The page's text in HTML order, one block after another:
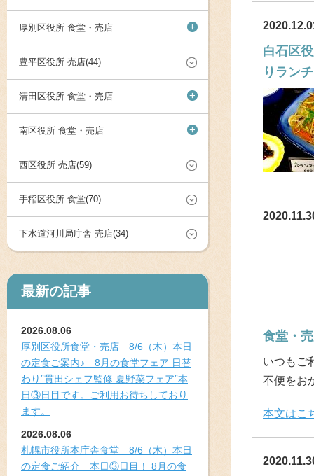
厚別区役所 食堂・売店 +
豊平区役所 売店(44)
清田区役所 食堂・売店 +
南区役所 食堂・売店 +
西区役所 売店(59)
手稲区役所 食堂(70)
下水道河川局庁舎 売店(34)
最新の記事
2026.08.06
厚別区役所食堂・売店 8/6（木）本日
の定食ご案内♪ 8月の食堂フェア 日替
わり”貫田シェフ監修 夏野菜フェア”本
日③日目です。ご利用お待ちしており
ます。
2026.08.06
札幌市役所本庁舎食堂 8/6（木）本日
の定食ご紹介 本日③日目！ 8月の食
白石区
りラン
食堂・
いつもご
不便をお
本文はこ